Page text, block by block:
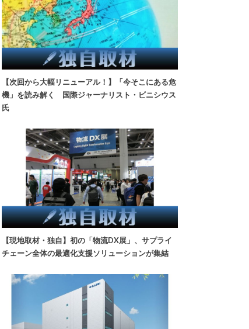
【次回から大幅リニューアル！】「今そこにある危
機」を読み解く 国際ジャーナリスト・ビニシウス
氏
【現地取材・独自】初の「物流DX展」、サプライ
チェーン全体の最適化支援ソリューションが集結